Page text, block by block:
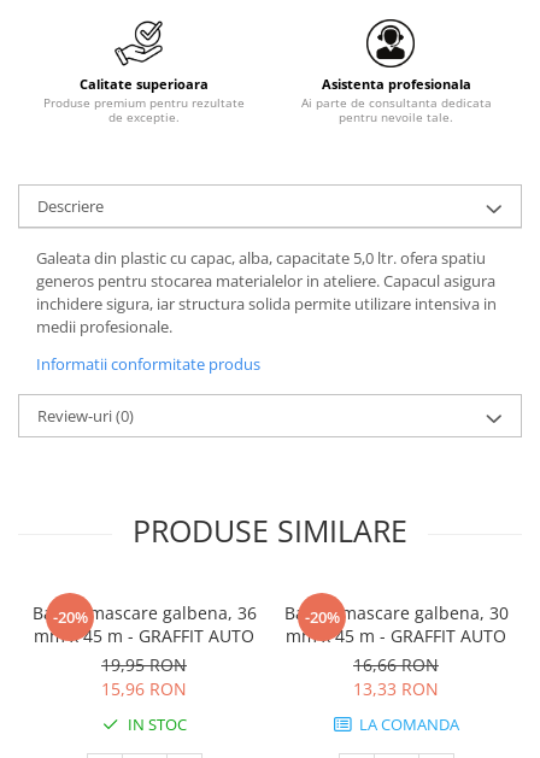
Calitate superioara
Produse premium pentru rezultate
de exceptie.
Asistenta profesionala
Ai parte de consultanta dedicata
pentru nevoile tale.
Descriere
Galeata din plastic cu capac, alba, capacitate 5,0 ltr. ofera spatiu
generos pentru stocarea materialelor in ateliere. Capacul asigura
inchidere sigura, iar structura solida permite utilizare intensiva in
medii profesionale.
Informatii conformitate produs
Review-uri(0)
PRODUSE SIMILARE
-20%
Banda mascare galbena, 36
mm x 45 m - GRAFFIT AUTO
19,95 RON
15,96 RON
IN STOC
-20%
Banda mascare galbena, 30
mm x 45 m - GRAFFIT AUTO
16,66 RON
13,33 RON
LA COMANDA